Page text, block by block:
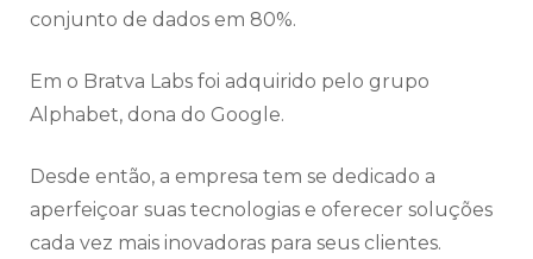
conjunto de dados em 80%.
Em o Bratva Labs foi adquirido pelo grupo
Alphabet, dona do Google.
Desde então, a empresa tem se dedicado a
aperfeiçoar suas tecnologias e oferecer soluções
cada vez mais inovadoras para seus clientes.